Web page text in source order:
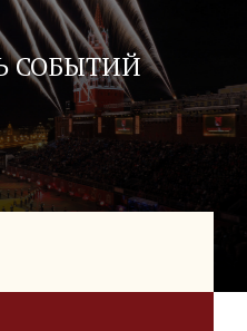
СОБЫТИЙ